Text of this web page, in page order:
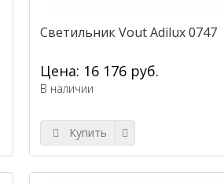
Светильник Vout Adilux 0747
Цена: 16 176 руб.
В наличии
Купить